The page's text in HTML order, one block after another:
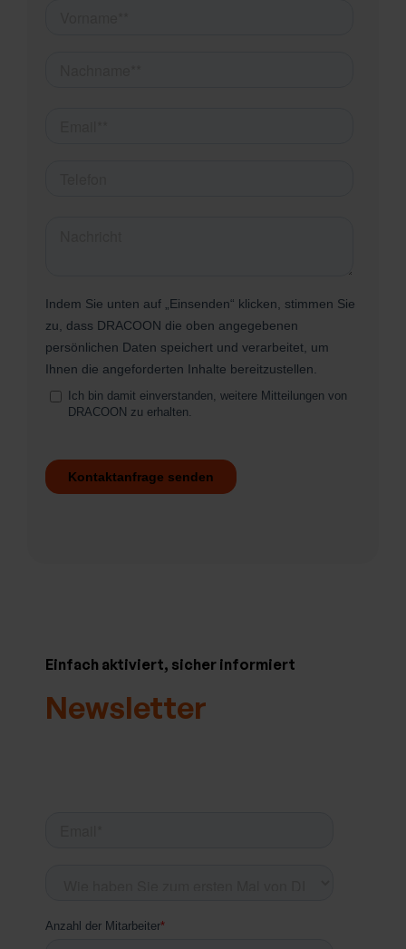
Einfach aktiviert, sicher informiert
Newsletter